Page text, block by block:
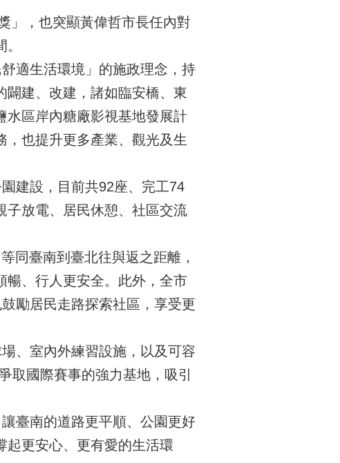
」，也突顯黃偉哲市長任內對
適生活環境」的施政理念，持
闢建、改建，諸如臨安橋、東
水區岸內糖廠影視基地發展計
也提升更多產業、觀光及生
建設，目前共92座、完工74
子放電、居民休憩、社區交流
同臺南到臺北往與返之距離，
暢、行人更安全。此外，全市
勵居民走路探索社區，享受更
、室內外練習設施，以及可容
取國際賽事的強力基地，吸引
臺南的道路更平順、公園更好
起更安心、更有愛的生活環